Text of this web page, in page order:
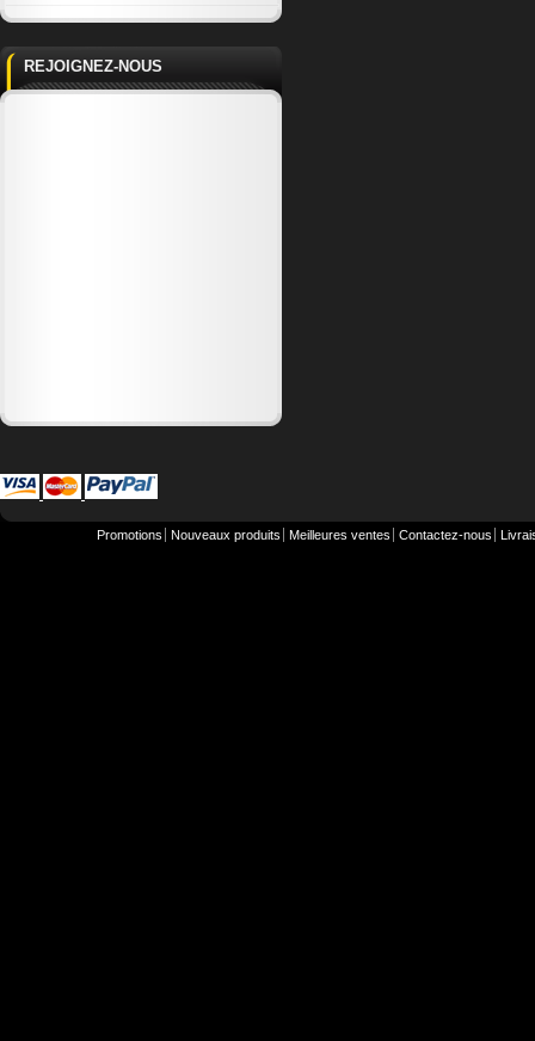
REJOIGNEZ-NOUS
Promotions Nouveaux produits Meilleures ventes Contactez-nous